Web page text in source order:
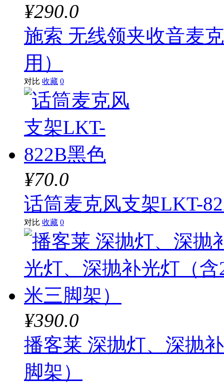
¥290.0
施索 无线领夹收音麦
用）
对比 收藏 0
¥70.0
话筒麦克风支架LKT-
对比 收藏 0
¥390.0
播客莱 深抛灯、深抛
脚架）